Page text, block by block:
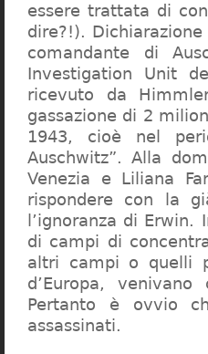
essere trattata di
dire?!).
comandante di
Investigation Unit
ricevuto da
gassazione di 2
1943, cioè nel
Auschwitz”. Alla
Venezia e Liliana
rispondere con la
l’ignoranza di
di campi di
altri campi o quelli
d’Europa,
Pertanto è ovvio
assassinati.